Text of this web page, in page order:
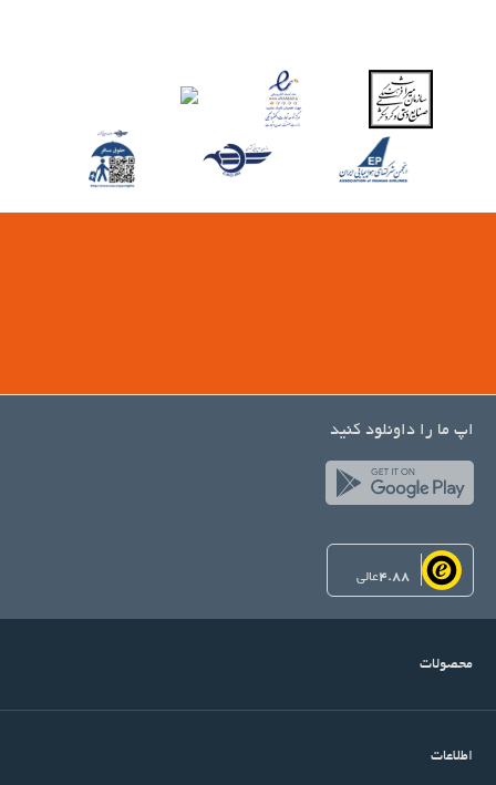
اپ ما را داونلود کنید
4.88عالی
محصولات
اطلاعات